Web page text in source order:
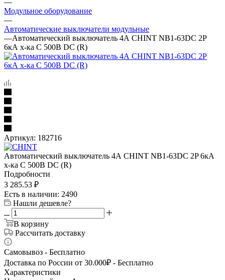
Модульное оборудование
—
Автоматические выключатели модульные
—Автоматический выключатель 4А CHINT NB1-63DC 2P
6кА х-ка C 500В DC (R)
Артикул: 182716
Автоматический выключатель 4А CHINT NB1-63DC 2P 6кА
х-ка C 500В DC (R)
Подробности
3 285.53 ₽
Есть в наличии: 2490
Нашли дешевле?
В корзину
Рассчитать доставку
Самовывоз - Бесплатно
Доставка по России от 30.000₽ - Бесплатно
Характеристики